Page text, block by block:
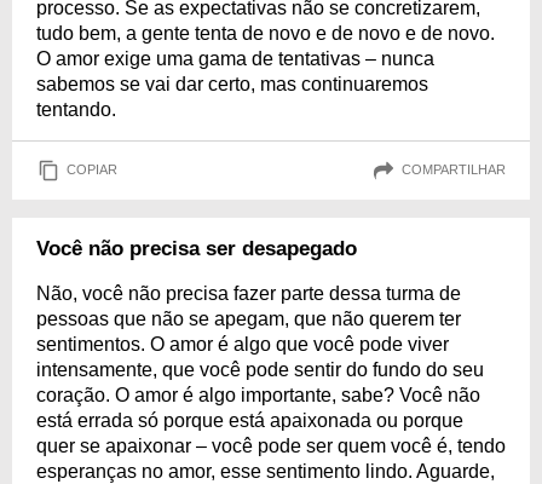
processo. Se as expectativas não se concretizarem,
tudo bem, a gente tenta de novo e de novo e de novo.
O amor exige uma gama de tentativas – nunca
sabemos se vai dar certo, mas continuaremos
tentando.
COPIAR COMPARTILHAR
Você não precisa ser desapegado
Não, você não precisa fazer parte dessa turma de
pessoas que não se apegam, que não querem ter
sentimentos. O amor é algo que você pode viver
intensamente, que você pode sentir do fundo do seu
coração. O amor é algo importante, sabe? Você não
está errada só porque está apaixonada ou porque
quer se apaixonar – você pode ser quem você é, tendo
esperanças no amor, esse sentimento lindo. Aguarde,